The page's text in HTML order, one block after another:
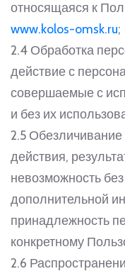
относящаяся к
www.kolos-omsk.ru;
2.4 Обработка
действие с
совершаемые с
и без их
2.5
действия,
невозможность
дополнительной
принадлежность
конкретному
2.6